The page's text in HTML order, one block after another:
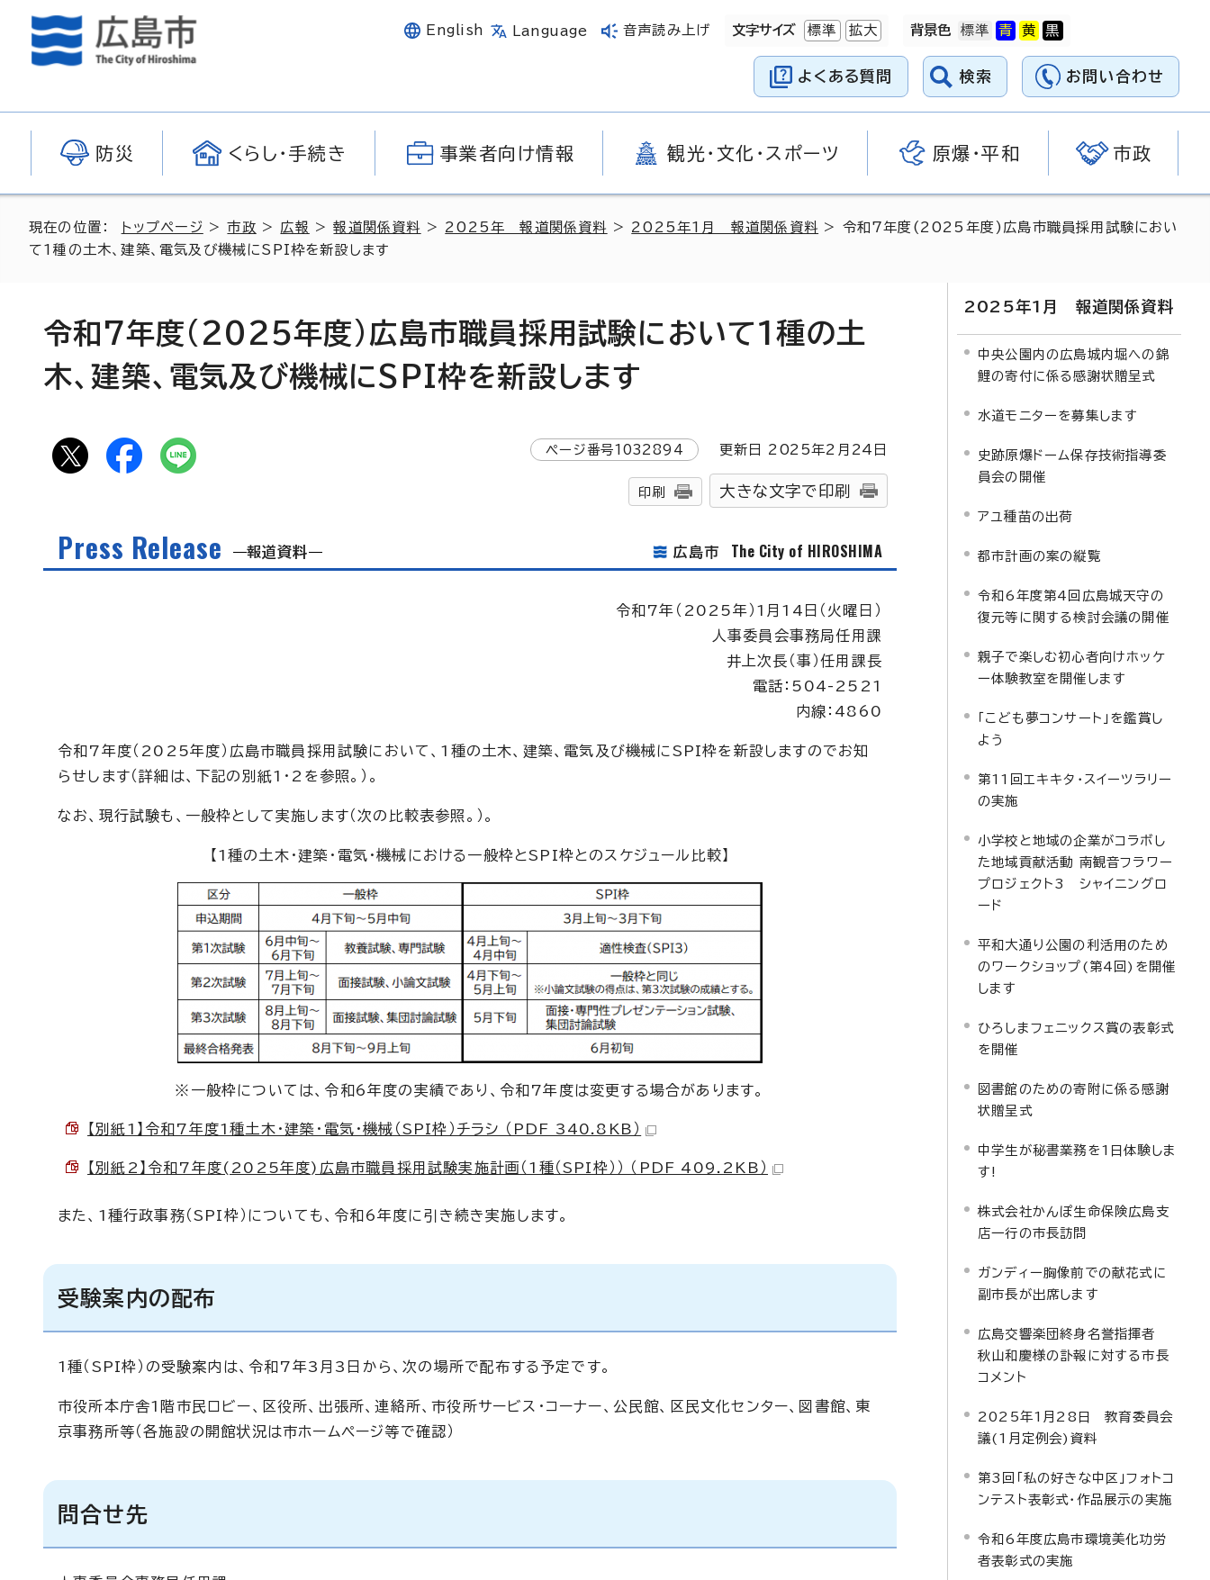
English Language 音声読み上げ 文字サイズ 標準 拡大 背景色
よくある質問 検索 お問い合わせ
防災 くらし・手続き 事業者向け情報 観光・文化・スポーツ 原爆・平和 市政
現在の位置： トップページ >市政 > 広報 >報道関係資料 > 2025年 報道関係資料 > 2025年1月 報道関係資料 > 令和7年度(2025年度)広島市職員採用試験におい
て1種の土木、建築、電気及び機械にSPI枠を新設します
令和7年度(2025年度)広島市職員採用試験において1種の土
木、建築、電気及び機械にSPI枠を新設します
ページ番号1032894 更新日 2025年2月 24 日
印刷 大きな文字で印刷
Press Release 報道資料 広島市 The City of HIROSHIMA
令和7年（2025年）1月14日（火曜日）
人事委員会事務局任用課
井上次長（事）任用課長
電話：504-2521
内線：4860
令和7年度（2025年度）広島市職員採用試験において、1種の土木、建築、電気及び機械にSPI枠を新設しますのでお知
らせします（詳細は、下記の別紙1・2を参照。）。
なお、現行試験も、一般枠として実施します（次の比較表参照。）。
【1種の土木・建築・電気・機械における一般枠とSPI枠とのスケジュール比較】
※一般枠については、令和6年度の実績であり、令和7年度は変更する場合があります。
【別紙1】令和7年度1種土木・建築・電気・機械（SPI枠）チラシ （PDF 340.8KB）
【別紙2】令和7年度(2025年度)広島市職員採用試験実施計画（1種（SPI枠）） （PDF 409.2KB）
また、1種行政事務（SPI枠）についても、令和6年度に引き続き実施します。
受験案内の配布
1種（SPI枠）の受験案内は、令和7年3月3日から、次の場所で配布する予定です。
市役所本庁舎1階市民ロビー、区役所、出張所、連絡所、市役所サービス・コーナー、公民館、区民文化センター、図書館、東
京事務所等（各施設の開館状況は市ホームページ等で確認）
問合せ先
2025年1月 報道関係資料
中央公園内の広島城内堀への錦
鯉の寄付に係る感謝状贈呈式
水道モニターを募集します
史跡原爆ドーム保存技術指導委
員会の開催
アユ種苗の出荷
都市計画の案の縦覧
令和6年度第4回広島城天守の
復元等に関する検討会議の開催
親子で楽しむ初心者向けホッケ
ー体験教室を開催します
「こども夢コンサート」を鑑賞し
よう
第11回エキキタ・スイーツラリー
の実施
小学校と地域の企業がコラボし
た地域貢献活動 南観音フラワー
プロジェクト3 シャイニングロ
ード
平和大通り公園の利活用のため
のワークショップ(第4回)を開催
します
ひろしまフェニックス賞の表彰式
を開催
図書館のための寄附に係る感謝
状贈呈式
中学生が秘書業務を1日体験しま
す!
株式会社かんぽ生命保険広島支
店一行の市長訪問
ガンディー胸像前での献花式に
副市長が出席します
広島交響楽団終身名誉指揮者
秋山和慶様の訃報に対する市長
コメント
2025年1月28日 教育委員会
議(1月定例会)資料
第3回「私の好きな中区」フォトコ
ンテスト表彰式・作品展示の実施
令和6年度広島市環境美化功労
者表彰式の実施